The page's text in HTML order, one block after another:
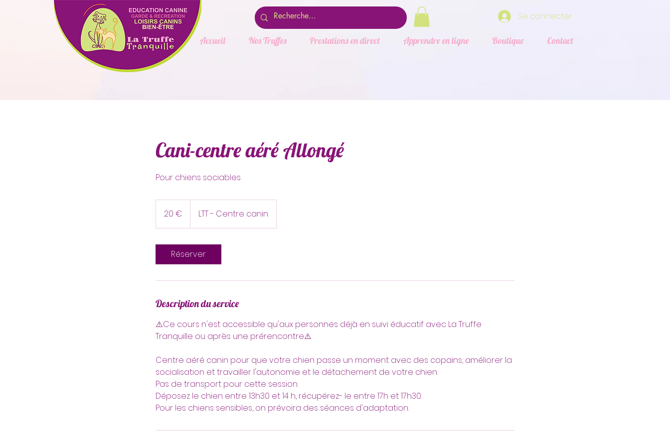
Se connecter
Accueil Nos Truffes Prestations en direct Apprendre en ligne Boutique Contact
Cani-centre aéré Allongé
Pour chiens sociables
20 € LTT - Centre canin
Réserver
Description du service
⚠️Ce cours n'est accessible qu'aux personnes déjà en suivi éducatif avec La Truffe
Tranquille ou après une prérencontre⚠️
Centre aéré canin pour que votre chien passe un moment avec des copains, améliorer la
socialisation et travailler l'autonomie et le détachement de votre chien.
Pas de transport pour cette session.
Déposez le chien entre 13h30 et 14 h, récupérez- le entre 17h et 17h30.
Pour les chiens sensibles, on prévoira des séances d'adaptation.